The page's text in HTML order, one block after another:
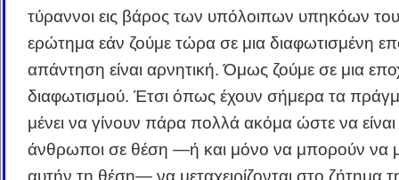
τύραννοι εις βάρος των υπόλοιπων υπηκόων
ερώτημα εάν ζούμε τώρα σε μια διαφωτισμένη
απάντηση είναι αρνητική. Όμως ζούμε σε μια
διαφωτισμού. Έτσι όπως έχουν σήμερα τα
μένει να γίνουν πάρα πολλά ακόμα ώστε να είναι
άνθρωποι σε θέση ―ή και μόνο να μπορούν να
αυτήν τη θέση― να μεταχειρίζονται στο ζήτημα